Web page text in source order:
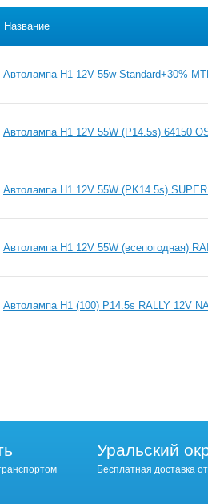
Название
Автолампа H1 12V 55w Standard+30%
Автолампа H1 12V 55W (P14.5s) 64150
Автолампа H1 12V 55W (PK14.5s)
Автолампа H1 12V 55W (всепогодная)
Автолампа H1 (100) P14.5s RALLY 12V
Уральский
Бесплатная доставка